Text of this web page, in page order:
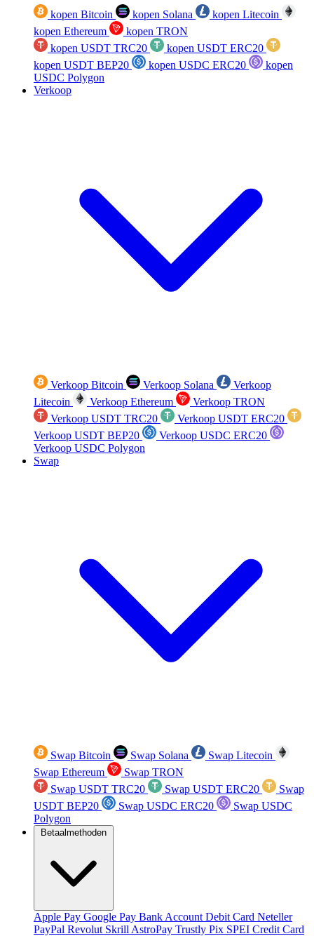
kopen Bitcoin kopen Solana
kopen Litecoin
kopen Ethereum
kopen TRON
kopen USDT TRC20
kopen USDT ERC20
kopen USDT BEP20
kopen USDC ERC20
kopen
USDC Polygon
Verkoop
Verkoop Bitcoin Verkoop Solana
Verkoop
Litecoin
Verkoop Ethereum
Verkoop TRON
Verkoop USDT TRC20
Verkoop USDT ERC20
Verkoop USDT BEP20
Verkoop USDC ERC20
Verkoop USDC Polygon
Swap
Swap Bitcoin Swap Solana
Swap Litecoin
Swap Ethereum
Swap TRON
Swap USDT TRC20
Swap USDT ERC20
Swap
USDT BEP20
Swap USDC ERC20
Swap USDC
Polygon
Betaalmethoden
Apple Pay Google Pay Bank Account Debit Card Neteller
PayPal Revolut Skrill AstroPay Trustly Pix SPEI Credit Card